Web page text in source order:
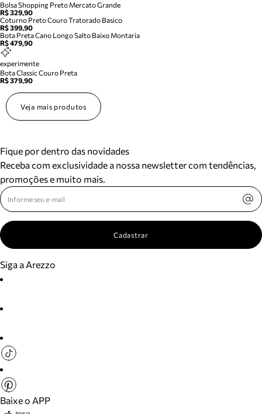
Bolsa Shopping Preto Mercato Grande
R$ 329,90
Coturno Preto Couro Tratorado Basico
R$ 399,90
Bota Preta Cano Longo Salto Baixo Montaria
R$ 479,90
experimente
Bota Classic Couro Preta
R$ 379,90
Veja mais produtos
Fique por dentro das novidades
Receba com exclusividade a nossa newsletter com tendências,
promoções e muito mais.
Cadastrar
Siga a Arezzo
Baixe o APP